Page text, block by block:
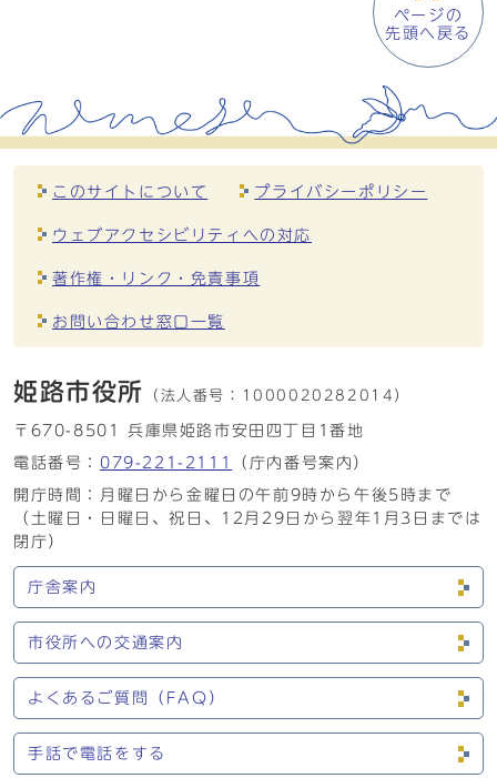
ページの
先頭へ戻る
このサイトについて プライバシーポリシー
ウェブアクセシビリティへの対応
著作権・リンク・免責事項
お問い合わせ窓口一覧
姫路市役所 （法人番号： 1000020282014）
〒670-8501 兵庫県姫路市安田四丁目1番地
電話番号： 079-221-2111
（庁内番号案内）
開庁時間：月曜日から金曜日の午前9時から午後5時まで
（土曜日・日曜日、祝日、12月29日から翌年1月3日までは
閉庁）
庁舎案内
市役所への交通案内
よくあるご質問（FAQ）
手話で電話をする